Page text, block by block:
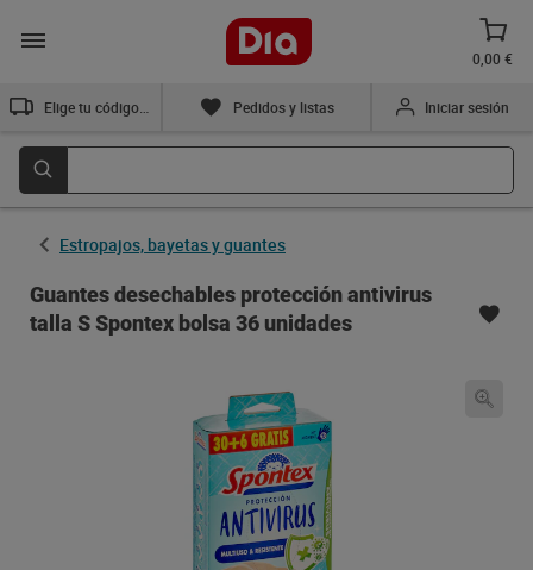
0,00 €
Pedidos y listas Iniciar sesión
Estropajos, bayetas y guantes
Guantes desechables protección antivirus
talla S Spontex bolsa 36 unidades